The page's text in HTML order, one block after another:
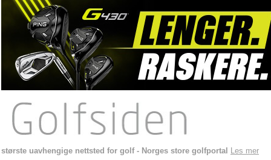
største uavhengige nettsted for golf - Norges store golfportal Les mer